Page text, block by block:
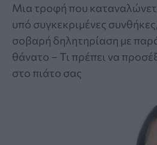
Μια τροφή που
υπό συγκεκριμένες
σοβαρή δηλητηρίαση με
θάνατο – Τι πρέπει να
στο πιάτο σας